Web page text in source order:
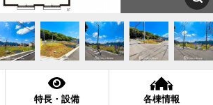
特長・設備 各棟情報